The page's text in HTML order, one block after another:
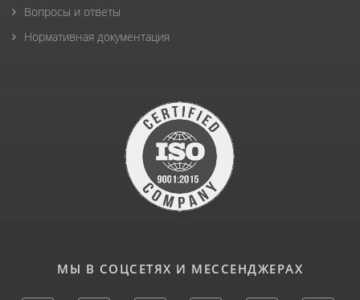
Вопросы и ответы
Нормативная документация
МЫ В СОЦСЕТЯХ И МЕССЕНДЖЕРАХ